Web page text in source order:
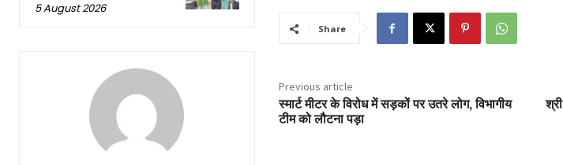
5 August 2026
Share
Previous article
स्मार्ट मीटर के विरोध में सड़कों पर उतरे लोग, विभागीय
टीम को लौटना पड़ा